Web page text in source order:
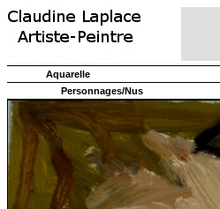
Aquarelle
Personnages/Nus